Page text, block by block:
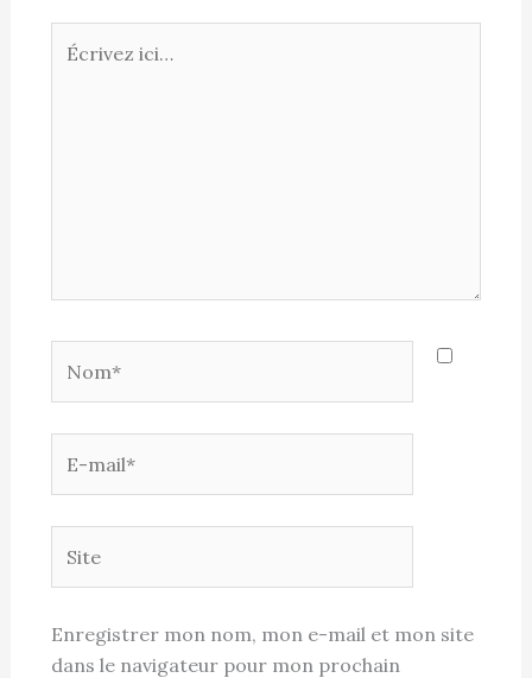
ici…
mail*
Enregistrer mon nom, mon e-mail et mon site
dans le navigateur pour mon prochain